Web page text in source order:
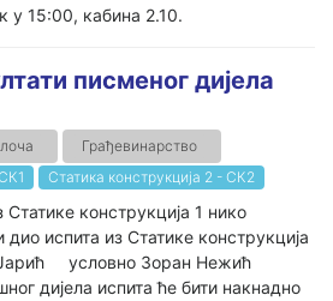
у 15:00, кабина 2.10.
писменог дијела
Грађевинарство
Статика конструкција 2 - СК2
конструкција 1 нико
испита из Статике конструкција
условно Зоран Нежић
дијела испита ће бити накнадно